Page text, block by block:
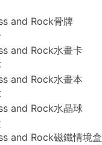
and Rock骨牌
and Rock水畫卡
and Rock水畫本
and Rock水晶球
and Rock磁鐵情境盒